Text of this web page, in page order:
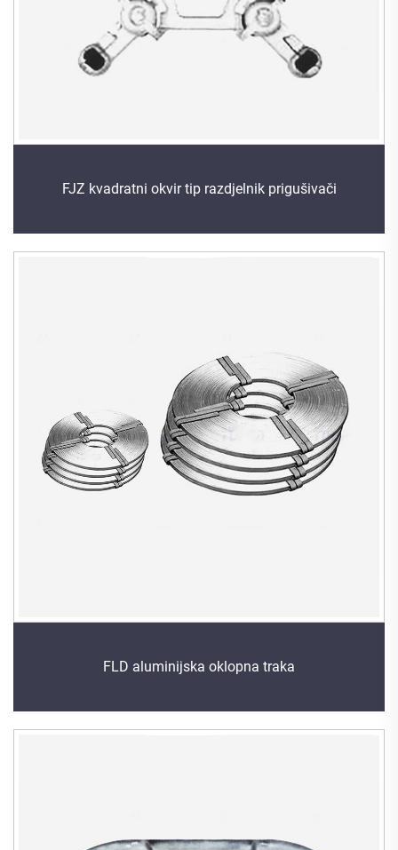
FJZ kvadratni okvir tip razdjelnik prigušivači
FLD aluminijska oklopna traka